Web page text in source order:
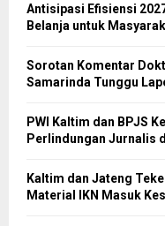
Antisipasi Efisiensi
Belanja untuk
Sorotan Komentar
Samarinda Tunggu
PWI Kaltim dan BPJS
Perlindungan Jurnalis
Kaltim dan Jateng
Material IKN Masuk